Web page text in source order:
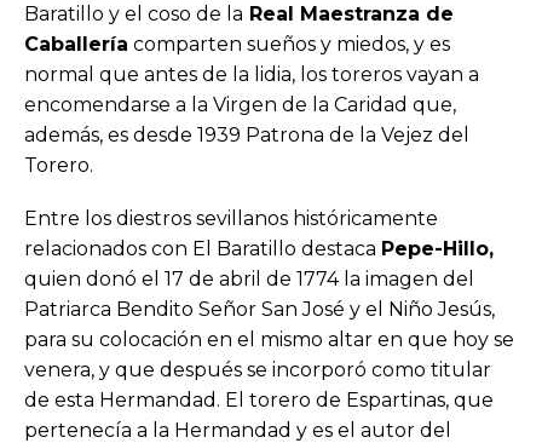
Baratillo y el coso de la Real Maestranza de
Caballería comparten sueños y miedos, y es
normal que antes de la lidia, los toreros vayan a
encomendarse a la Virgen de la Caridad que,
además, es desde 1939 Patrona de la Vejez del
Torero.
Entre los diestros sevillanos históricamente
relacionados con El Baratillo destaca Pepe-Hillo,
quien donó el 17 de abril de 1774 la imagen del
Patriarca Bendito Señor San José y el Niño Jesús,
para su colocación en el mismo altar en que hoy se
venera, y que después se incorporó como titular
de esta Hermandad. El torero de Espartinas, que
pertenecía a la Hermandad y es el autor del